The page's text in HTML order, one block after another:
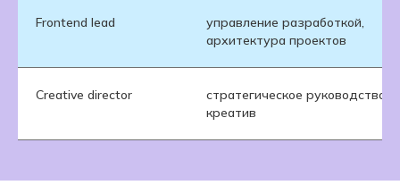
Frontend lead
управление разработкой,
архитектура проектов
Creative director
стратегическое руководство,
креатив